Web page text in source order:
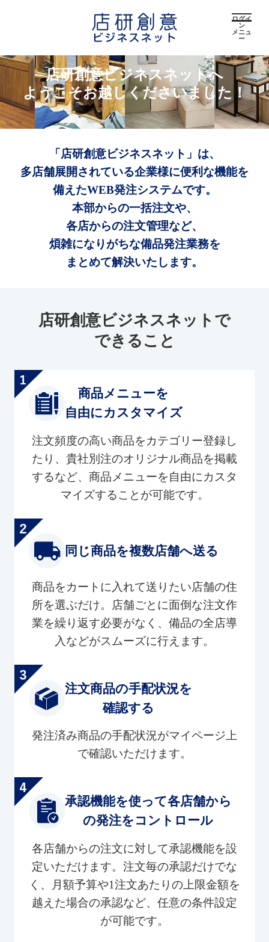
ログイ
ン
メニュ
ー
店研創意ビジネスネットへ
ようこそお越しくださいました！
「店研創意ビジネスネット」は、
多店舗展開されている企業様に便利な機能を
備えたWEB発注システムです。
本部からの一括注文や、
各店からの注文管理など、
煩雑になりがちな備品発注業務を
まとめて解決いたします。
店研創意ビジネスネットで
できること
商品メニューを
自由にカスタマイズ
注文頻度の高い商品をカテゴリー登録し
たり、貴社別注のオリジナル商品を掲載
するなど、商品メニューを自由にカスタ
マイズすることが可能です。
同じ商品を複数店舗へ送る
商品をカートに入れて送りたい店舗の住
所を選ぶだけ。店舗ごとに面倒な注文作
業を繰り返す必要がなく、備品の全店導
入などがスムーズに行えます。
注文商品の手配状況を
確認する
発注済み商品の手配状況がマイページ上
で確認いただけます。
承認機能を使って各店舗から
の発注をコントロール
各店舗からの注文に対して承認機能を設
定いただけます。注文毎の承認だけでな
く、月額予算や1注文あたりの上限金額を
越えた場合の承認など、任意の条件設定
が可能です。